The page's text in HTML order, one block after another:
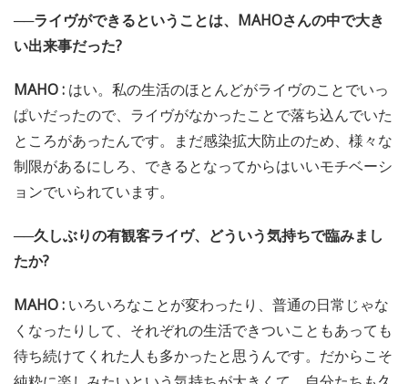
──ライヴができるということは、MAHOさんの中で大き
い出来事だった?
MAHO : はい。私の生活のほとんどがライヴのことでいっ
ぱいだったので、ライヴがなかったことで落ち込んでいた
ところがあったんです。まだ感染拡大防止のため、様々な
制限があるにしろ、できるとなってからはいいモチベーシ
ョンでいられています。
──久しぶりの有観客ライヴ、どういう気持ちで臨みまし
たか?
MAHO : いろいろなことが変わったり、普通の日常じゃな
くなったりして、それぞれの生活できついこともあっても
待ち続けてくれた人も多かったと思うんです。だからこそ